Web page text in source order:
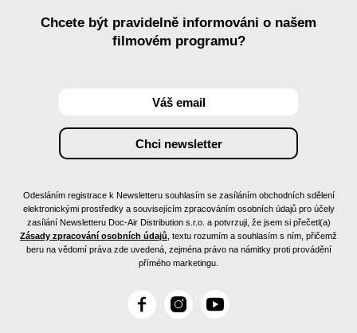
Chcete být pravidelně informováni o našem
filmovém programu?
Odesláním registrace k Newsletteru souhlasím se zasíláním obchodních sdělení
elektronickými prostředky a souvisejícím zpracováním osobních údajů pro účely
zasílání Newsletteru Doc-Air Distribution s.r.o. a potvrzuji, že jsem si přečetl(a)
Zásady zpracování osobních údajů , textu rozumím a souhlasím s ním, přičemž
beru na vědomí práva zde uvedená, zejména právo na námitky proti provádění
přímého marketingu.
F
I
Y